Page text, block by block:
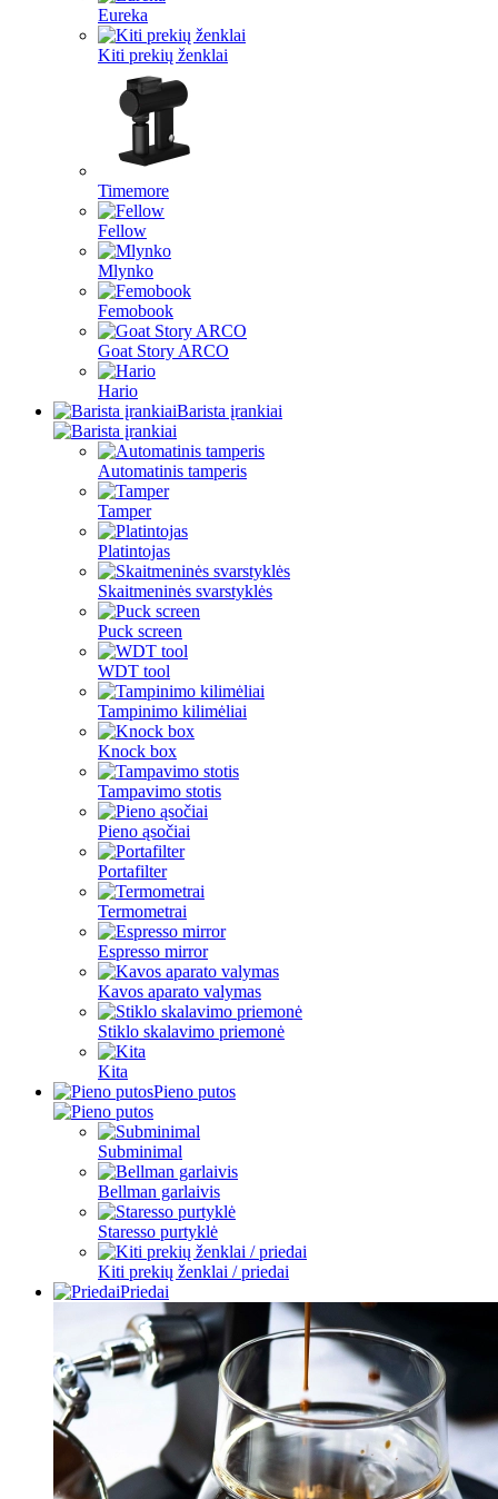
Eureka
Kiti prekių ženklai
Timemore
Fellow
Mlynko
Femobook
Goat Story ARCO
Hario
Barista įrankiai
Automatinis tamperis
Tamper
Platintojas
Skaitmeninės svarstyklės
Puck screen
WDT tool
Tampinimo kilimėliai
Knock box
Tampavimo stotis
Pieno ąsočiai
Portafilter
Termometrai
Espresso mirror
Kavos aparato valymas
Stiklo skalavimo priemonė
Kita
Pieno putos
Subminimal
Bellman garlaivis
Staresso purtyklė
Kiti prekių ženklai / priedai
Priedai